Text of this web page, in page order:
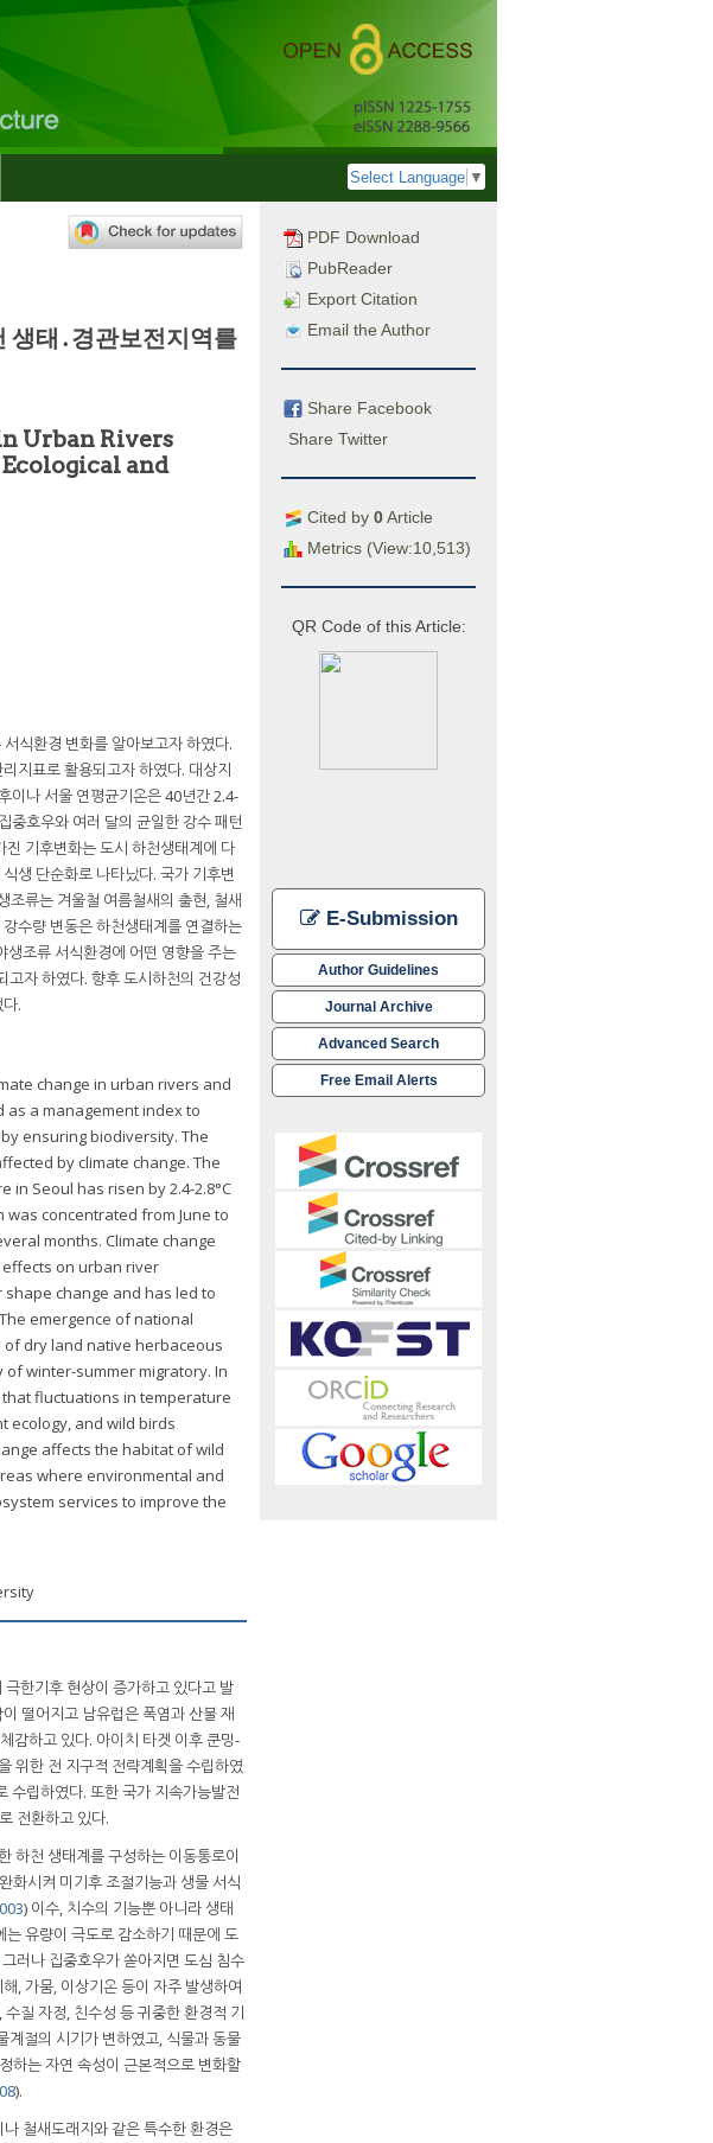
Select Language ▼
PDF Download
PubReader
Export Citation
Email the Author
Share Facebook
Share Twitter
Cited by 0Article
Metrics (View:10,513)
QR Code of this Article:
E-Submission
Author Guidelines
Journal Archive
Advanced Search
Free Email Alerts
생태․경관보전지역를
Urban Rivers
and
식환경 변화를 알아보고자 하였다.
지표로 활용되고자 하였다. 대상지
이나 서울 연평균기온은 40년간 2.4-
중호우와 여러 달의 균일한 강수 패턴
기후변화는 도시 하천생태계에 다
생 단순화로 나타났다. 국가 기후변
조류는 겨울철 여름철새의 출현, 철새
수량 변동은 하천생태계를 연결하는
조류 서식환경에 어떤 영향을 주는
자 하였다. 향후 도시하천의 건강성
.
change in urban rivers and
a management index to
ensuring biodiversity. The
by climate change. The
Seoul has risen by 2.4-2.8°C
concentrated from June to
months. Climate change
on urban river
change and has led to
emergence of national
dry land native herbaceous
winter-summer migratory. In
fluctuations in temperature
ecology, and wild birds
affects the habitat of wild
where environmental and
services to improve the
한기후 현상이 증가하고 있다고 발
떨어지고 남유럽은 폭염과 산불 재
감하고 있다. 아이치 타겟 이후 쿤밍-
위한 전 지구적 전략계획을 수립하였
수립하였다. 또한 국가 지속가능발전
전환하고 있다.
하천 생태계를 구성하는 이동통로이
화시켜 미기후 조절기능과 생물 서식
) 이수, 치수의 기능뿐 아니라 생태
유량이 극도로 감소하기 때문에 도
그러나 집중호우가 쏟아지면 도심 침수
, 가뭄, 이상기온 등이 자주 발생하여
질 자정, 친수성 등 귀중한 환경적 기
계절의 시기가 변하였고, 식물과 동물
하는 자연 속성이 근본적으로 변화할
).
철새도래지와 같은 특수한 환경은